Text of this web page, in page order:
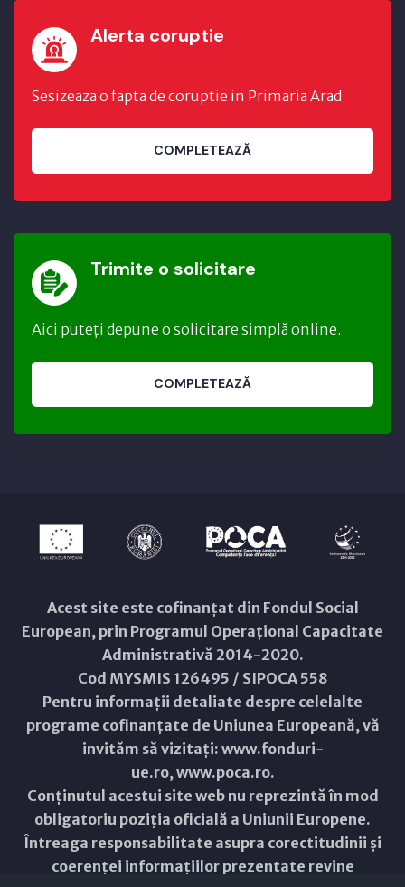
Alerta coruptie
Sesizeaza o fapta de coruptie in Primaria Arad
COMPLETEAZĂ
Trimite o solicitare
Aici puteți depune o solicitare simplă online.
COMPLETEAZĂ
Acest site este cofinanțat din Fondul Social
European, prin Programul Operațional Capacitate
Administrativă 2014-2020.
Cod MYSMIS 126495 / SIPOCA 558
Pentru informații detaliate despre celelalte
programe cofinanțate de Uniunea Europeană, vă
invităm să vizitați: www.fonduri-
ue.ro,www.poca.ro.
Conținutul acestui site web nu reprezintă în mod
obligatoriu poziția oficială a Uniunii Europene.
Întreaga responsabilitate asupra corectitudinii și
coerenței informațiilor prezentate revine